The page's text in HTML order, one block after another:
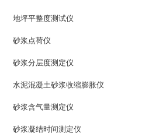
地坪平整度测试仪
砂浆点荷仪
砂浆分层度测定仪
水泥混凝土砂浆收缩膨胀仪
砂浆含气量测定仪
砂浆凝结时间测定仪